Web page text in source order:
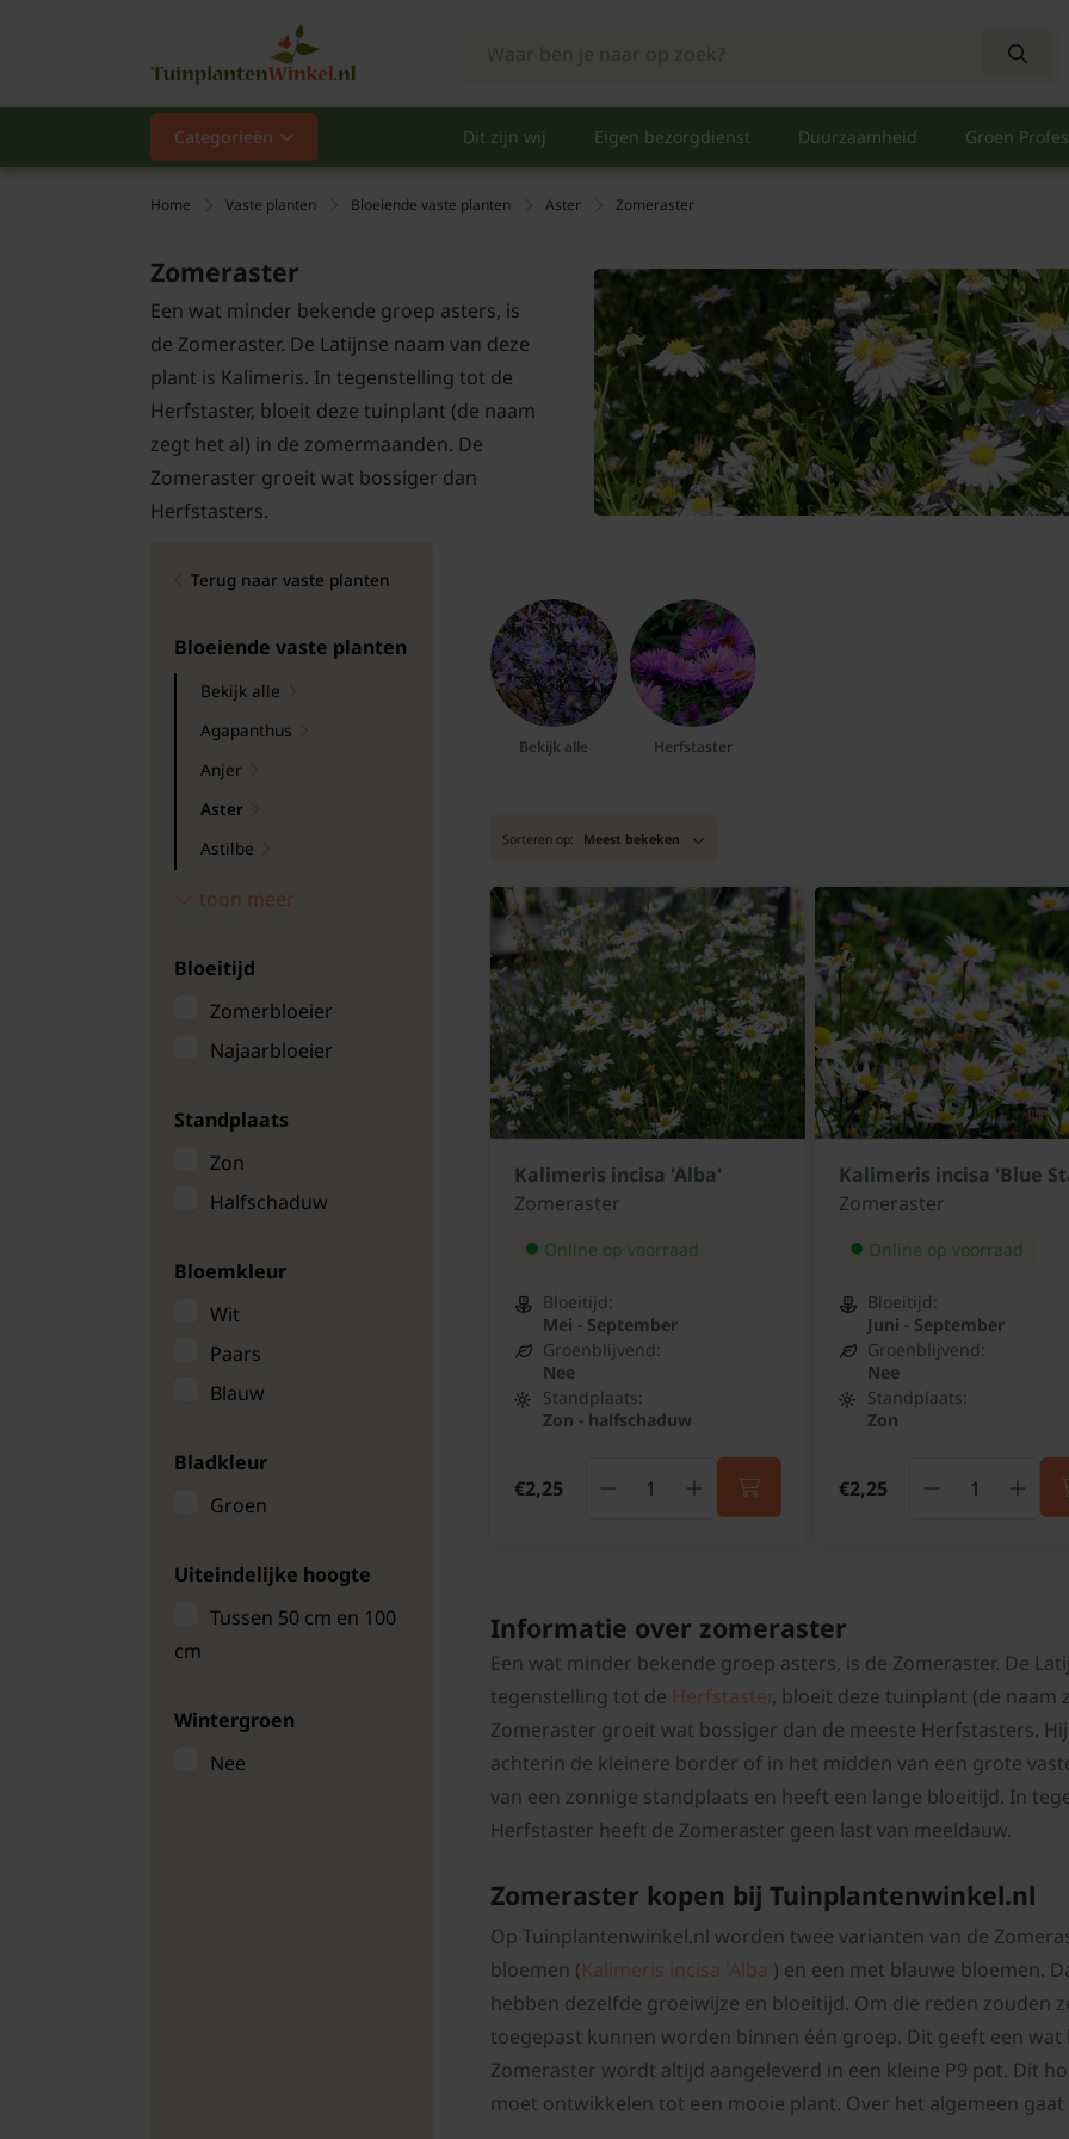
Categorieën Dit zijn wij Eigen bezorgdienst Duurzaamheid Groen
Categorieën
Populair
Heesters
Hagen
Klimplanten
Fruit
Tuinbenodigdheden
Bloempotten
Home Vaste planten Bloeiende vaste planten Aster Zomeraster
Zomeraster
Een wat minder bekende groep asters, is
de Zomeraster. De Latijnse naam van deze
plant is Kalimeris. In tegenstelling tot de
Herfstaster, bloeit deze tuinplant (de naam
zegt het al) in de zomermaanden. De
Zomeraster groeit wat bossiger dan
Herfstasters.
Terug naar vaste planten
Bloeiende vaste planten
Bekijk alle
Agapanthus
Anjer
Aster
Astilbe
Crocosmia
Duizendblad
Eupatorium
Geitenbaard
Geum
Gipskruid
Hemerocallis
Iberis
IJsbloem
Iris
Lavatera
Penstemon
Phlomis
toon meer
Bloeitijd
Zomerbloeier
Najaarbloeier
Standplaats
Zon
Halfschaduw
Bloemkleur
Wit
Paars
Blauw
Bladkleur
Groen
Uiteindelijke hoogte
Tussen 50 cm en 100
cm
Wintergroen
Nee
Bekijk alle Herfstaster
Sorteren op: Meest bekeken
Kalimeris incisa 'Alba'
Zomeraster
Online op voorraad
Bloeitijd:
Mei - September
Groenblijvend:
Nee
Standplaats:
Zon - halfschaduw
€2,25
Kalimeris incisa 'Blue
Zomeraster
Online op voorraad
Bloeitijd:
Juni - September
Groenblijvend:
Nee
Standplaats:
Zon
€2,25
Informatie over zomeraster
Een wat minder bekende groep asters, is de Zomeraster. De
tegenstelling tot de Herfstaster, bloeit deze tuinplant (de naam
Zomeraster groeit wat bossiger dan de meeste Herfstasters.
achterin de kleinere border of in het midden van een grote
van een zonnige standplaats en heeft een lange bloeitijd. In
Herfstaster heeft de Zomeraster geen last van meeldauw.
Zomeraster kopen bij Tuinplantenwinkel.nl
Op Tuinplantenwinkel.nl worden twee varianten van de
bloemen (Kalimeris incisa 'Alba') en een met blauwe bloemen.
hebben dezelfde groeiwijze en bloeitijd. Om die reden zouden
toegepast kunnen worden binnen één groep. Dit geeft een
Zomeraster wordt altijd aangeleverd in een kleine P9 pot. Dit
moet ontwikkelen tot een mooie plant. Over het algemeen